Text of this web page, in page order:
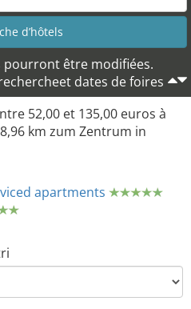
pourront être modifiées.
dates de foires
52,00 et 135,00 euros à
km zum Zentrum in
apartments